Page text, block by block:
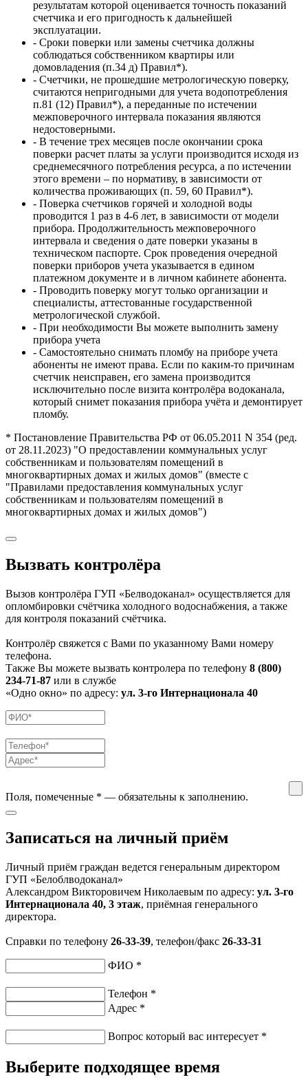
результатам которой оценивается точность показаний
счетчика и его пригодность к дальнейшей
эксплуатации.
- Сроки поверки или замены счетчика должны
соблюдаться собственником квартиры или
домовладения (п.34 д) Правил*).
- Счетчики, не прошедшие метрологическую поверку,
считаются непригодными для учета водопотребления
п.81 (12) Правил*), а переданные по истечении
межповерочного интервала показания являются
недостоверными.
- В течение трех месяцев после окончании срока
поверки расчет платы за услуги производится исходя из
среднемесячного потребления ресурса, а по истечении
этого времени – по нормативу, в зависимости от
количества проживающих (п. 59, 60 Правил*).
- Поверка счетчиков горячей и холодной воды
проводится 1 раз в 4-6 лет, в зависимости от модели
прибора. Продолжительность межповерочного
интервала и сведения о дате поверки указаны в
техническом паспорте. Срок проведения очередной
поверки приборов учета указывается в едином
платежном документе и в личном кабинете абонента.
- Проводить поверку могут только организации и
специалисты, аттестованные государственной
метрологической службой.
- При необходимости Вы можете выполнить замену
прибора учета
- Самостоятельно снимать пломбу на приборе учета
абоненты не имеют права. Если по каким-то причинам
счетчик неисправен, его замена производится
исключительно после визита контролёра водоканала,
который снимет показания прибора учёта и демонтирует
пломбу.
* Постановление Правительства РФ от 06.05.2011 N 354 (ред.
от 28.11.2023) "О предоставлении коммунальных услуг
собственникам и пользователям помещений в
многоквартирных домах и жилых домов" (вместе с
"Правилами предоставления коммунальных услуг
собственникам и пользователям помещений в
многоквартирных домах и жилых домов")
Вызвать контролёра
Вызов контролёра ГУП «Белводоканал» осуществляется для
опломбировки счётчика холодного водоснабжения, а также
для контроля показаний счётчика.
Контролёр свяжется с Вами по указанному Вами номеру
телефона.
Также Вы можете вызвать контролера по телефону 8 (800)
234-71-87 или в службе
«Одно окно» по адресу: ул. 3-го Интернационала 40
Поля, помеченные * — обязательны к заполнению.
Записаться на личный приём
Личный приём граждан ведется генеральным директором
ГУП «Белоблводоканал»
Александром Викторовичем Николаевым по адресу: ул. 3-го
Интернационала 40, 3 этаж, приёмная генерального
директора.
Справки по телефону 26-33-39, телефон/факс 26-33-31
ФИО *
Телефон *
Адрес *
Вопрос который вас интересует *
Выберите подходящее время